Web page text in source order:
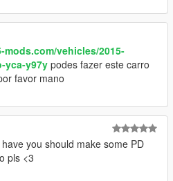
vehicles/2015-
yca-y97y podes fazer este carro
favor mano
you should make some PD
pls <3